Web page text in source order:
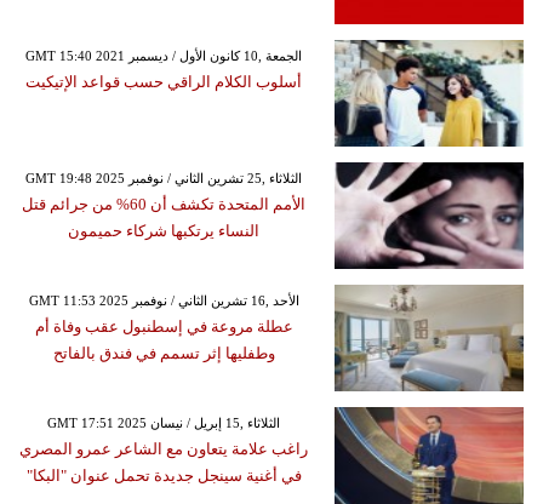
GMT 15:40 2021 الجمعة ,10 كانون الأول / ديسمبر
أسلوب الكلام الراقي حسب قواعد الإتيكيت
GMT 19:48 2025 الثلاثاء ,25 تشرين الثاني / نوفمبر
الأمم المتحدة تكشف أن 60% من جرائم قتل
النساء يرتكبها شركاء حميمون
GMT 11:53 2025 الأحد ,16 تشرين الثاني / نوفمبر
عطلة مروعة في إسطنبول عقب وفاة أم
وطفليها إثر تسمم في فندق بالفاتح
GMT 17:51 2025 الثلاثاء ,15 إبريل / نيسان
راغب علامة يتعاون مع الشاعر عمرو المصري
في أغنية سينجل جديدة تحمل عنوان "البكا"